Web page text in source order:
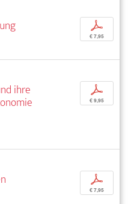
p
€ 7,95
ihre
p
€ 9,95
p
€ 7,95